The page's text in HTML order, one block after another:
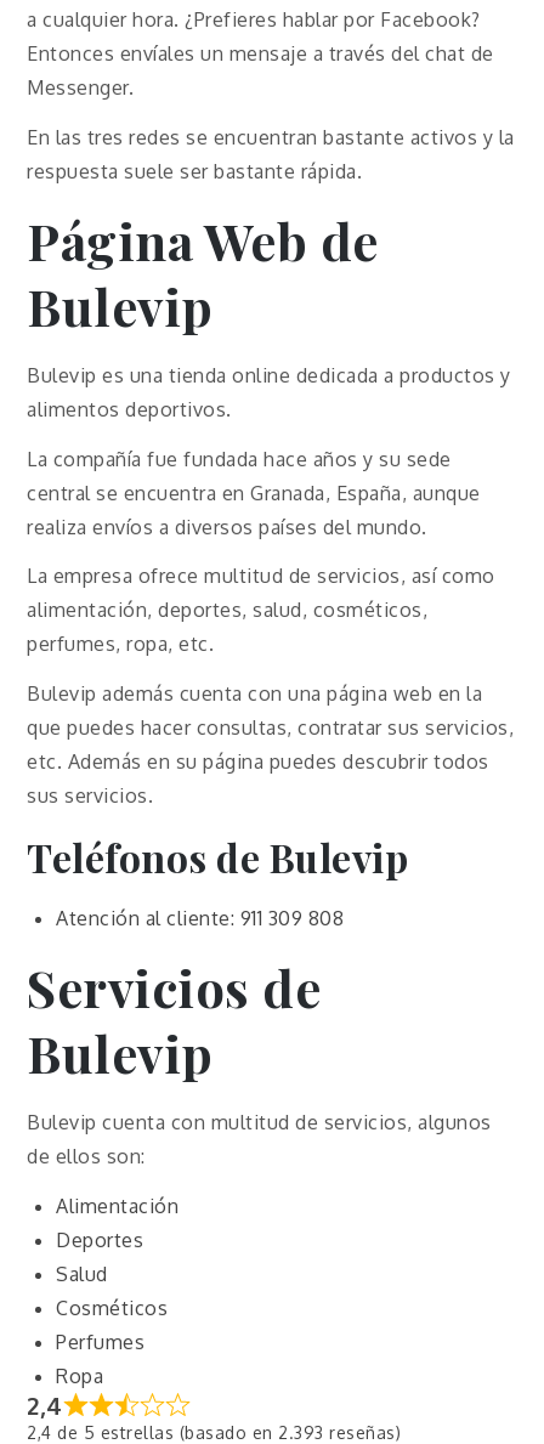
a cualquier hora. ¿Prefieres hablar por Facebook?
Entonces envíales un mensaje a través del chat de
Messenger.
En las tres redes se encuentran bastante activos y la
respuesta suele ser bastante rápida.
Página Web de
Bulevip
Bulevip es una tienda online dedicada a productos y
alimentos deportivos.
La compañía fue fundada hace años y su sede
central se encuentra en Granada, España, aunque
realiza envíos a diversos países del mundo.
La empresa ofrece multitud de servicios, así como
alimentación, deportes, salud, cosméticos,
perfumes, ropa, etc.
Bulevip además cuenta con una página web en la
que puedes hacer consultas, contratar sus servicios,
etc. Además en su página puedes descubrir todos
sus servicios.
Teléfonos de Bulevip
Atención al cliente: 911 309 808
Servicios de
Bulevip
Bulevip cuenta con multitud de servicios, algunos
de ellos son:
Alimentación
Deportes
Salud
Cosméticos
Perfumes
Ropa
2,4
2,4 de 5 estrellas (basado en 2.393 reseñas)